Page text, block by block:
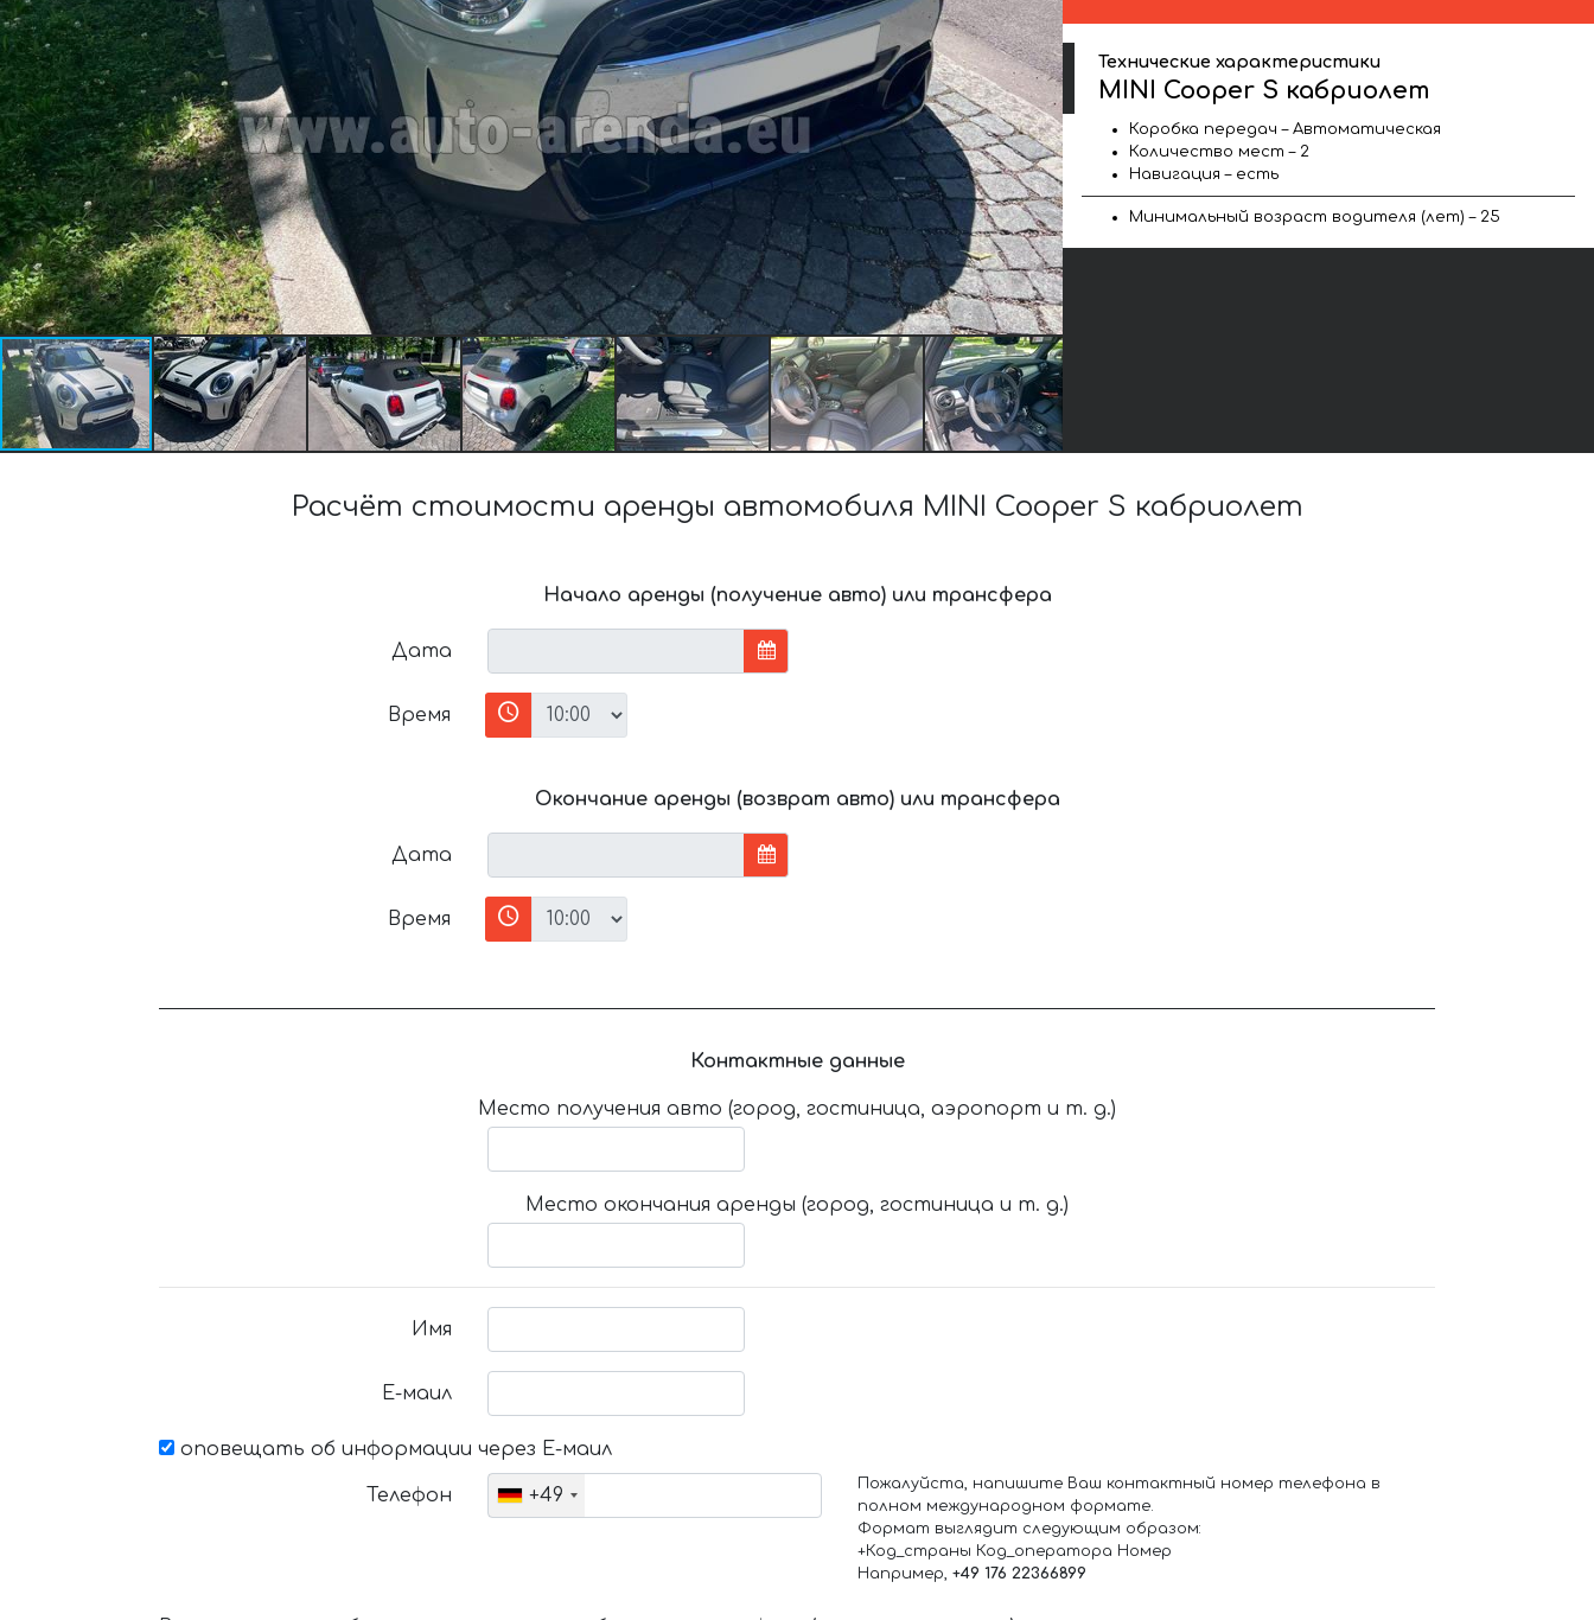
Технические характеристики
MINI Cooper S кабриолет
Коробка передач – Автоматическая
Количество мест – 2
Навигация – есть
Минимальный возраст водителя (лет) – 25
Расчёт стоимости аренды автомобиля MINI Cooper S кабриолет
Начало аренды (получение авто) или трансфера
Дата
Время
Окончание аренды (возврат авто) или трансфера
Дата
Время
Контактные данные
Место получения авто (город, гостиница, аэропорт и т. д.)
Место окончания аренды (город, гостиница и т. д.)
Имя
Е-маил
оповещать об информации через Е-маил
Телефон +49
Пожалуйста, напишите Ваш контактный номер телефона в
полном международном формате.
Формат выглядит следующим образом:
+Код_страны Код_оператора Номер
Например, +49 176 22366899